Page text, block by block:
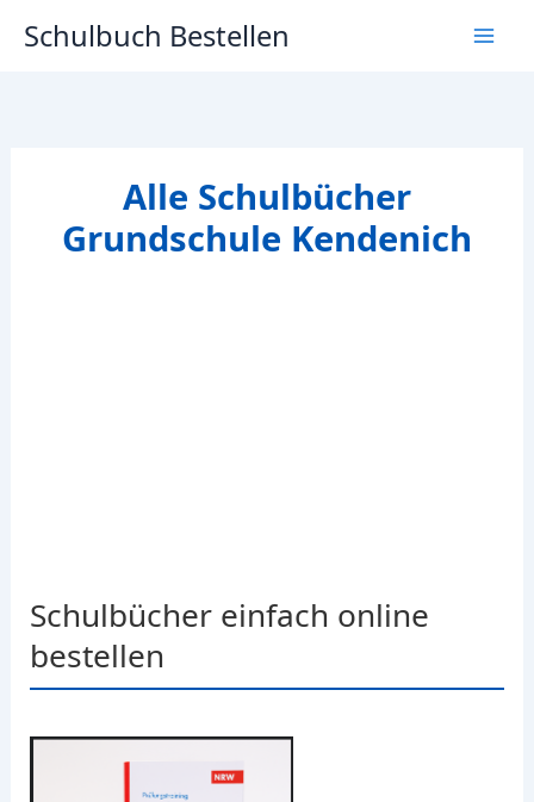
InhaltSchulbuch Bestellen
Alle Schulbücher
Grundschule Kendenich
Schulbücher einfach online
bestellen